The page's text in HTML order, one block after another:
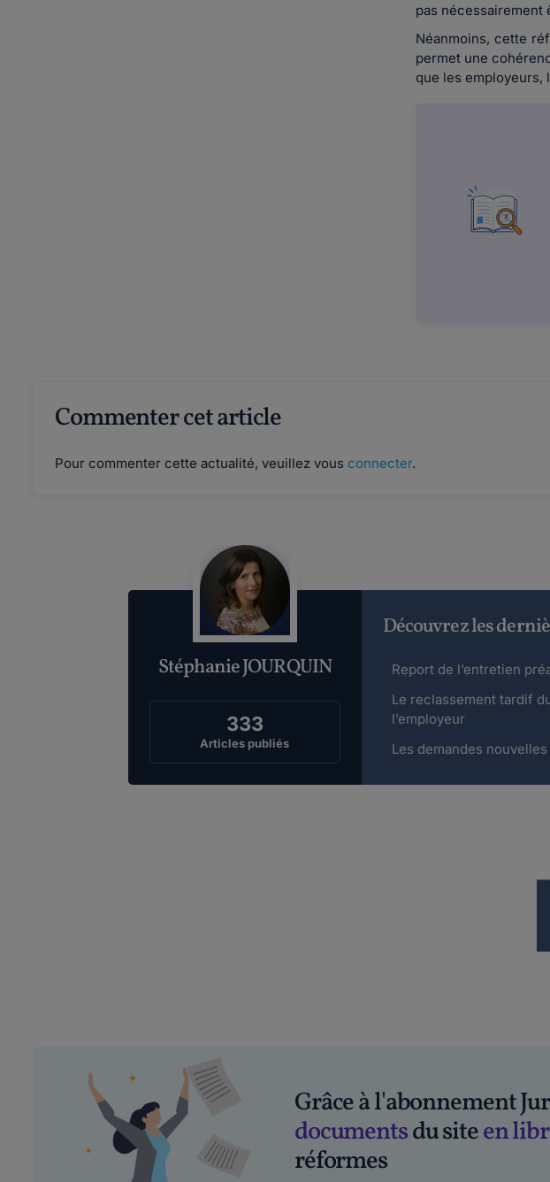
pas
Néanmoins, cette
permet une
que les employeurs,
Commenter cet article
Pour commenter cette actualité, veuillez vous connecter.
Stéphanie JOURQUIN
333
Articles publiés
Découvrez les
Report de l’entretien
Le reclassement tardif
l’employeur
Les demandes
Grâce à l'abonnement
documentsdu siteen
réformes